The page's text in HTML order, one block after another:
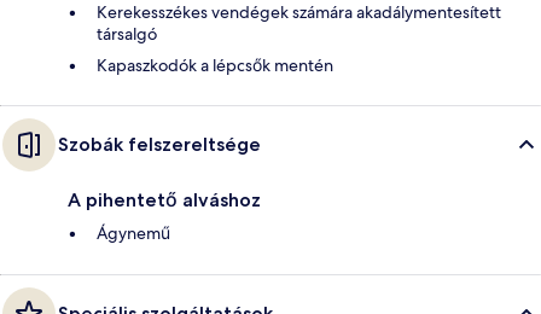
Kerekesszékes vendégek számára akadálymentesített
társalgó
Kapaszkodók a lépcsők mentén
Szobák felszereltsége
A pihentető alváshoz
Ágynemű